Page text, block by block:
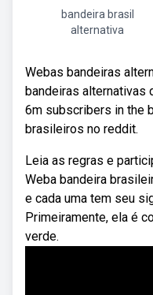
bandeira brasil
alternativa
Webas bandeiras
bandeiras alternativas
6m subscribers in the
brasileiros no reddit.
Leia as regras e
Weba bandeira
e cada uma tem seu
Primeiramente, ela é
verde.